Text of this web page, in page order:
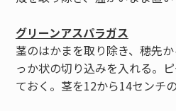
グリーンアスパラガス
茎のはかまを取り除き、穂先
っか状の切り込みを入れる。
ておく。茎を12から14センチ